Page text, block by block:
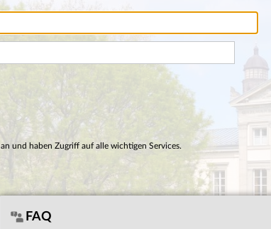
an und haben Zugriff auf alle wichtigen Services.
FAQ